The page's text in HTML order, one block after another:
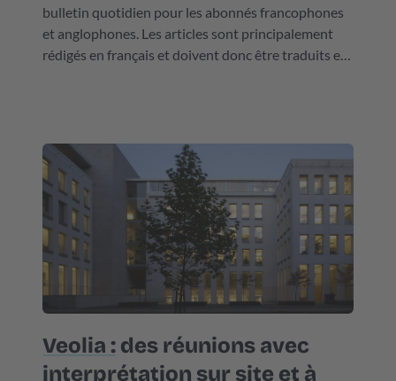
bulletin quotidien pour les abonnés francophones
et anglophones. Les articles sont principalement
rédigés en français et doivent donc être traduits en
Veolia : des réunions avec
interprétation sur site et à